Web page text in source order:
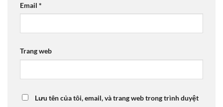
Email *
Trang web
Lưu tên của tôi, email, và trang web trong trình duyệt